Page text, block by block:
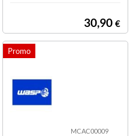
30,90 €
MCAC00009